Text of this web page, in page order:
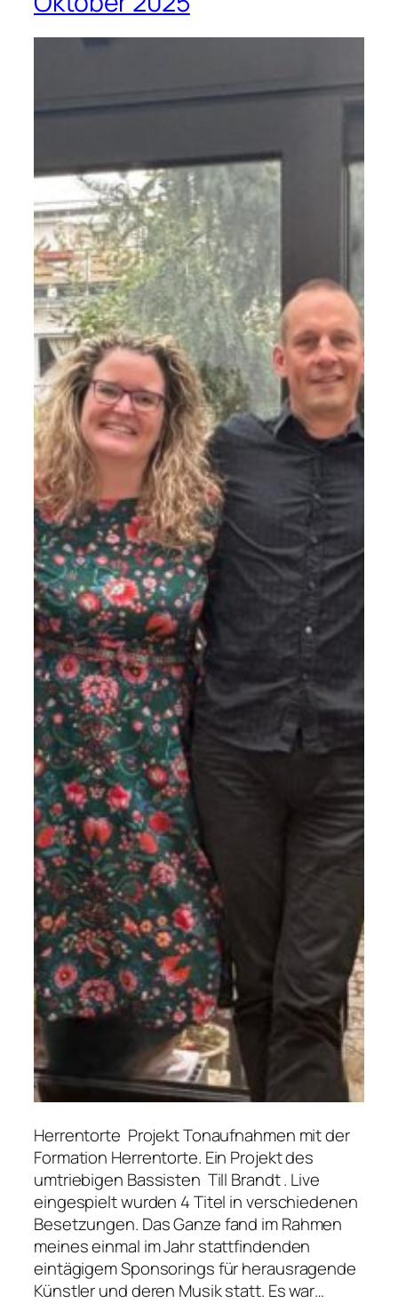
Herrentorte Projekt Tonaufnahmen mit der
Formation Herrentorte. Ein Projekt des
umtriebigen Bassisten Till Brandt . Live
eingespielt wurden 4 Titel in verschiedenen
Besetzungen. Das Ganze fand im Rahmen
meines einmal im Jahr stattfindenden
eintägigem Sponsorings für herausragende
Künstler und deren Musik statt. Es war…